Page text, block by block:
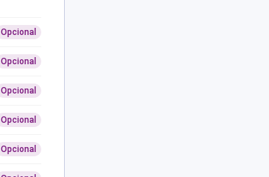
Opcional
Opcional
Opcional
Opcional
Opcional